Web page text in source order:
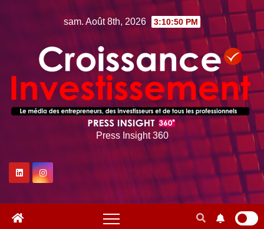
sam. Août 8th, 2026 3:10:51 PM
Press Insight 360